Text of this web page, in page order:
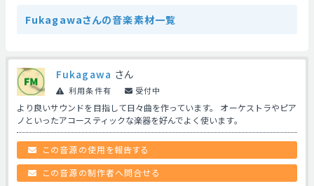
Fukagawaさんの音楽素材一覧
Fukagawa さん
利用条件有 受付中
より良いサウンドを目指して日々曲を作っています。 オーケストラやピア
ノといったアコースティックな楽器を好んでよく使います。
この音源の使用を報告する
この音源の制作者へ問合せる